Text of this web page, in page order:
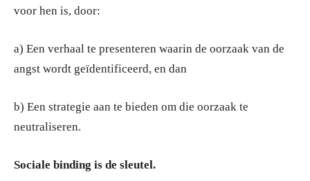
voor hen is, door:
a) Een verhaal te presenteren waarin de oorzaak van de
angst wordt geïdentificeerd, en dan
b) Een strategie aan te bieden om die oorzaak te
neutraliseren.
Sociale binding is de sleutel.